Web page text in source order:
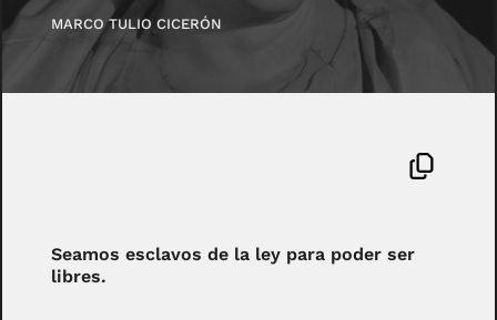
MARCO TULIO CICERÓN
Seamos esclavos de la ley para poder ser
libres.